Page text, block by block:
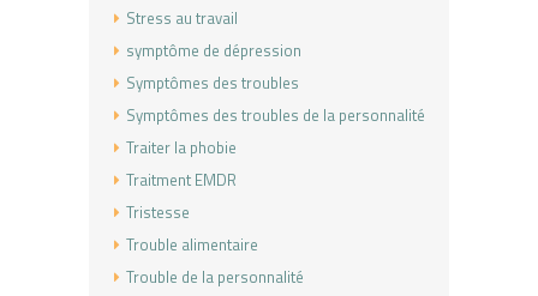
Stress au travail
symptôme de dépression
Symptômes des troubles
Symptômes des troubles de la personnalité
Traiter la phobie
Traitment EMDR
Tristesse
Trouble alimentaire
Trouble de la personnalité